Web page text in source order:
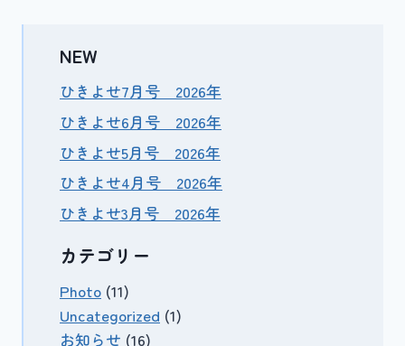
NEW
ひきよせ7月号 2026年
ひきよせ6月号 2026年
ひきよせ5月号 2026年
ひきよせ4月号 2026年
ひきよせ3月号 2026年
カテゴリー
Photo (11)
Uncategorized (1)
お知らせ (16)